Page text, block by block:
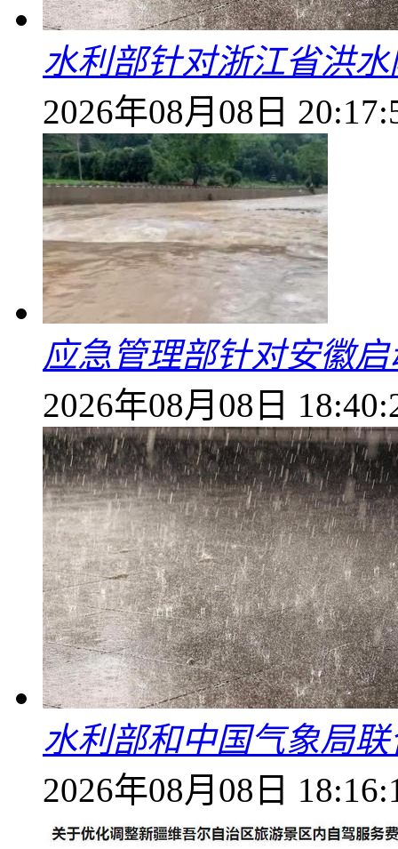
水利部针对浙江省洪
2026年08月08日
应急管理部针对安徽
2026年08月08日
水利部和中国气象局
2026年08月08日